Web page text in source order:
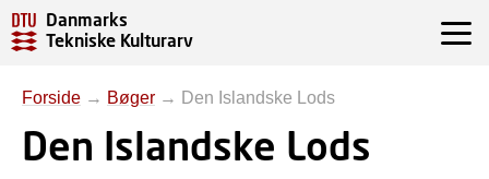
Danmarks
Tekniske Kulturarv
Forside → Bøger → Den Islandske Lods
Den Islandske Lods